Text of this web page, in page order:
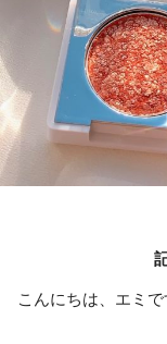
こんにちは、エミで